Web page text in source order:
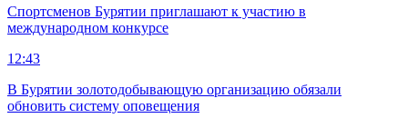
Спортсменов Бурятии приглашают к участию в
международном конкурсе
12:43
В Бурятии золотодобывающую организацию обязали
обновить систему оповещения